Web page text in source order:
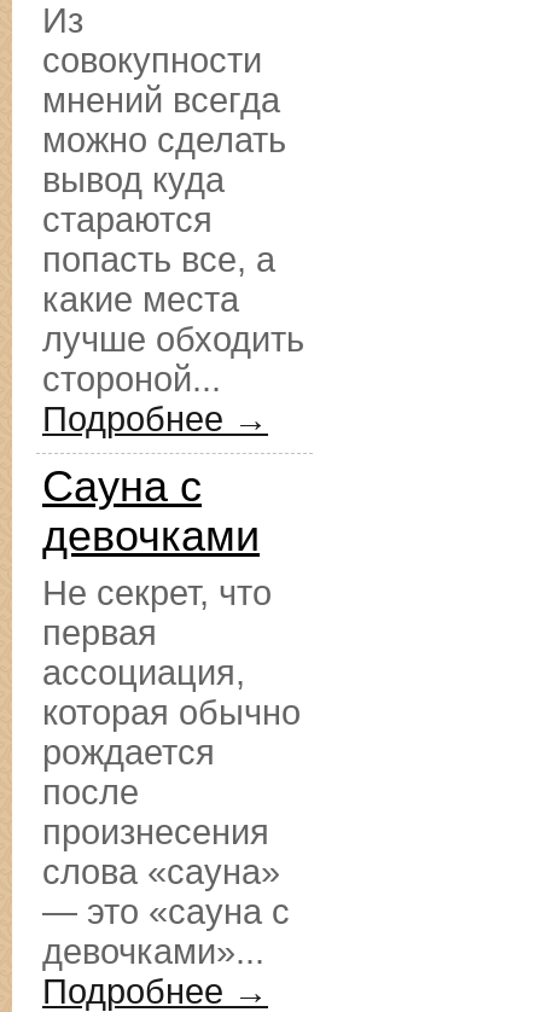
Из
совокупности
мнений всегда
можно сделать
вывод куда
стараются
попасть все, а
какие места
лучше обходить
стороной...
Подробнее →
Сауна с
девочками
Не секрет, что
первая
ассоциация,
которая обычно
рождается
после
произнесения
слова «сауна»
— это «сауна с
девочками»...
Подробнее →